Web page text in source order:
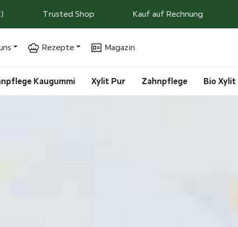
Trusted Shop Kauf auf Rechnung
Rezepte Magazin
Kaugummi Xylit Pur Zahnpflege Bio Xylit